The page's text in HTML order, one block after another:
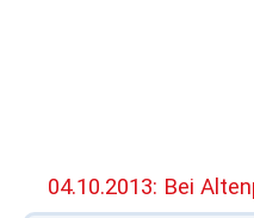
04.10.2013: Bei